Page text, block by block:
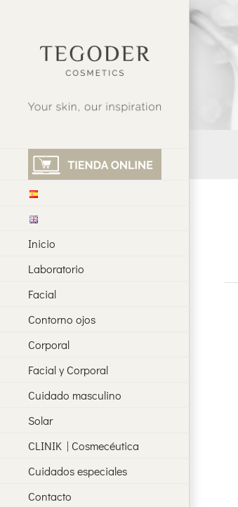
Inicio
Laboratorio
Facial
Contorno ojos
Corporal
Facial y Corporal
Cuidado masculino
Solar
CLINIK | Cosmecéutica
Cuidados especiales
Contacto